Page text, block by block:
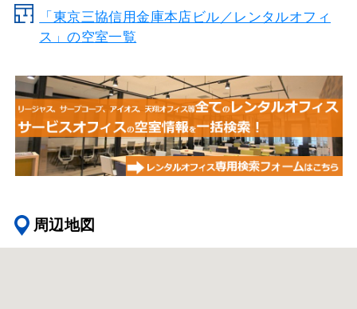
「東京三協信用金庫本店ビル／レンタルオフィ
ス」の空室一覧
周辺地図